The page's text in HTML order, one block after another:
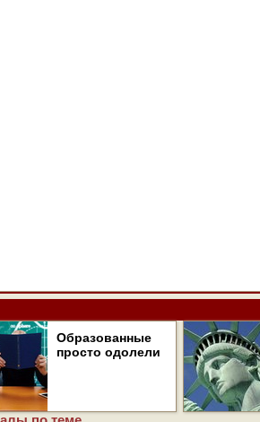
Образованные
просто одолели